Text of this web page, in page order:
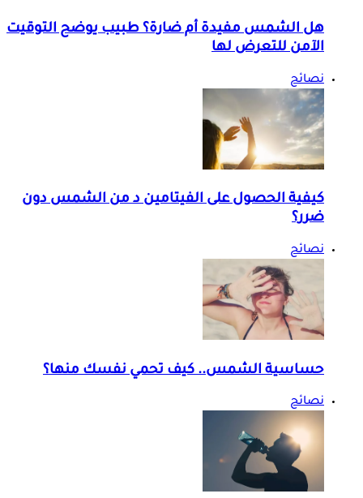
هل الشمس مفيدة أم ضارة؟ طبيب يوضح التوقيت
الآمن للتعرض لها
نصائح
كيفية الحصول على الفيتامين د من الشمس دون
ضرر؟
نصائح
حساسية الشمس.. كيف تحمي نفسك منها؟
نصائح